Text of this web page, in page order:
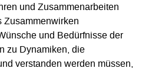
und Zusammenarbeiten
Zusammenwirken
und Bedürfnisse der
zu Dynamiken, die
verstanden werden müssen,